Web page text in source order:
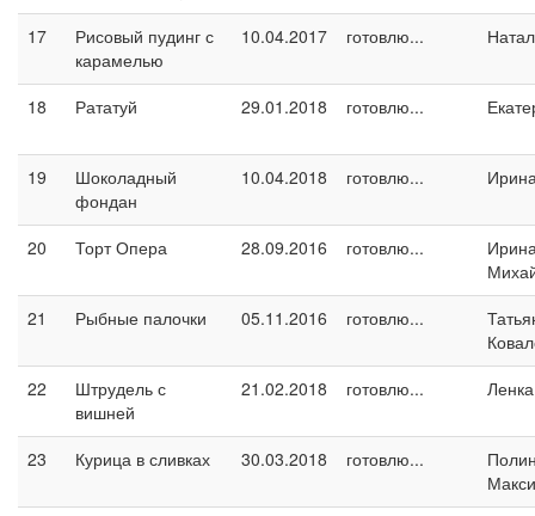
17
Рисовый пудинг с
карамелью
10.04.2017 готовлю...
18 Рататуй 29.01.2018 готовлю...
19
Шоколадный
фондан
10.04.2018 готовлю...
20 Торт Опера 28.09.2016 готовлю...
21
Рыбные палочки 05.11.2016 готовлю...
22
Штрудель с
вишней
21.02.2018 готовлю...
23 Курица в сливках 30.03.2018 готовлю...